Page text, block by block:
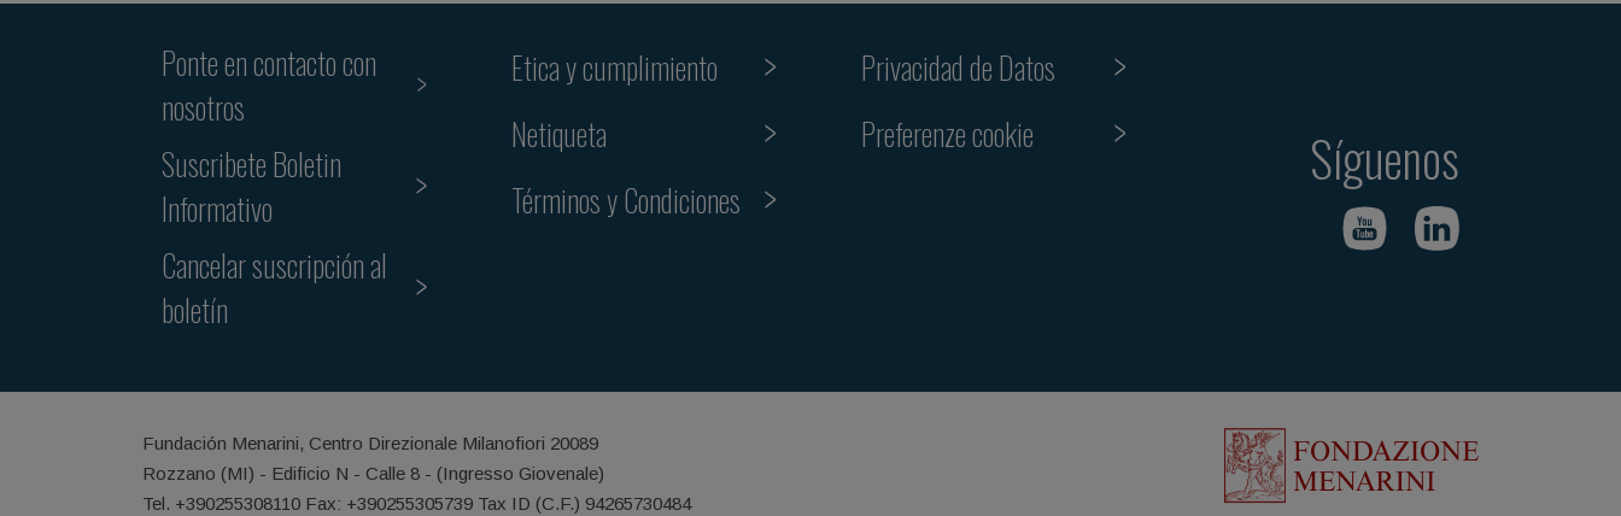
Ponte en contacto con
nosotros
Suscribete Boletin
Informativo
Cancelar suscripción al
boletín
Etica y cumplimiento
Netiqueta
Términos y Condiciones
Privacidad de Datos
Preferenze cookie
Síguenos
Fundación Menarini, Centro Direzionale Milanofiori 20089
Rozzano (MI) - Edificio N - Calle 8 - (Ingresso Giovenale)
Tel. +390255308110 Fax: +390255305739 Tax ID (C.F.) 94265730484